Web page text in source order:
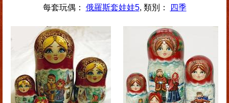
每套玩偶： 俄羅斯套娃娃5, 類別： 四季